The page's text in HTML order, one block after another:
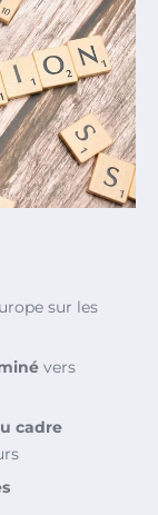
sur les
vers
cadre